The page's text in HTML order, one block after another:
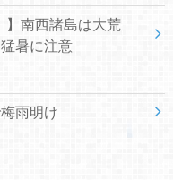
】南西諸島は大荒
暑に注意
雨明け